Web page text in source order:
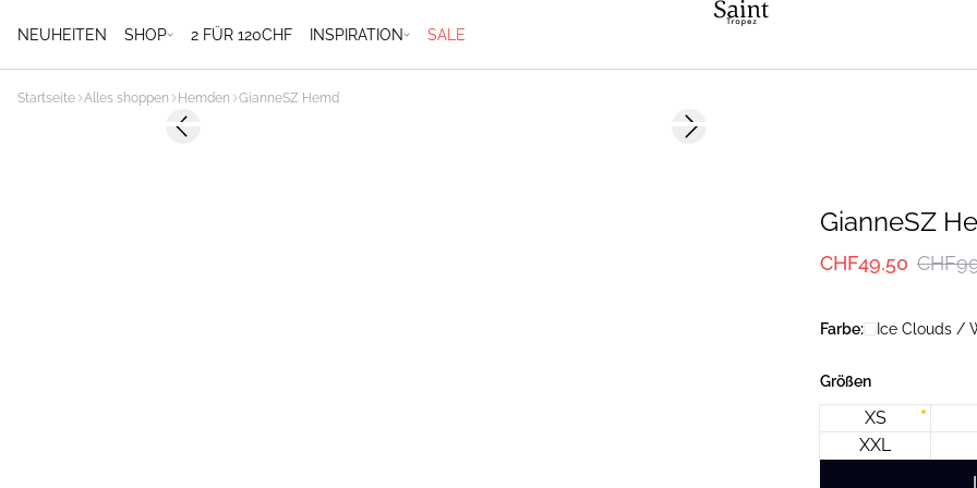
NEUHEITEN SHOP 2 FÜR 120CHF INSPIRATION SALE
Startseite Alles shoppen Hemden GianneSZ Hemd
-50%Previous slide Next slide
GianneSZ
CHF49.50
Farbe: Ice Clouds /
Größen
XS
XXL